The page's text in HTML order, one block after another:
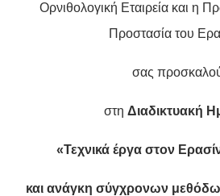
Ορνιθολογική Εταιρεία και η
Προστασία του
σας
στη Διαδικτυακή
«Τεχνικά έργα στον
και ανάγκη σύγχρονων